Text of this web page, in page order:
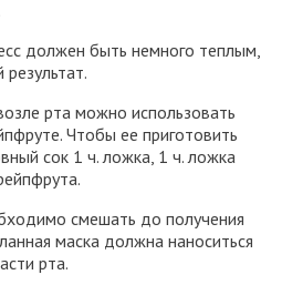
должен быть немного теплым,
рта можно использовать
Чтобы ее приготовить
сок 1 ч. ложка, 1 ч. ложка
смешать до получения
маска должна наноситься
рта.